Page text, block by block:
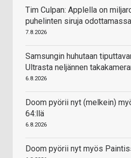
Tim Culpan: Applella on
puhelinten siruja
7.8.2026
Samsungin huhutaan
Ultrasta neljännen
6.8.2026
Doom pyörii nyt (melkein)
64:llä
6.8.2026
Doom pyörii nyt myös